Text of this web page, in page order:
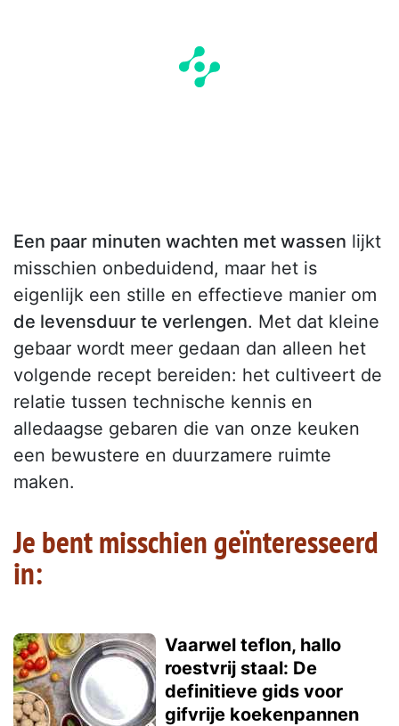
Een paar minuten wachten met wassen lijkt
misschien onbeduidend, maar het is
eigenlijk een stille en effectieve manier om
de levensduur te verlengen. Met dat kleine
gebaar wordt meer gedaan dan alleen het
volgende recept bereiden: het cultiveert de
relatie tussen technische kennis en
alledaagse gebaren die van onze keuken
een bewustere en duurzamere ruimte
maken.
Je bent misschien geïnteresseerd
in:
Vaarwel teflon, hallo
roestvrij staal: De
definitieve gids voor
gifvrije koekenpannen